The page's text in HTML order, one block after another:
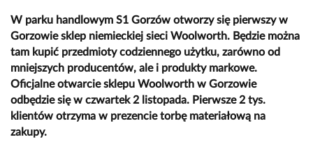
W parku handlowym S1 Gorzów otworzy się pierwszy w
Gorzowie sklep niemieckiej sieci Woolworth. Będzie można
tam kupić przedmioty codziennego użytku, zarówno od
mniejszych producentów, ale i produkty markowe.
Oficjalne otwarcie sklepu Woolworth w Gorzowie
odbędzie się w czwartek 2 listopada. Pierwsze 2 tys.
klientów otrzyma w prezencie torbę materiałową na
zakupy.